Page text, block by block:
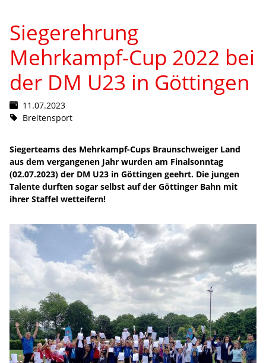
Siegerehrung
Mehrkampf-Cup 2022 bei
der DM U23 in Göttingen
11.07.2023
Breitensport
Siegerteams des Mehrkampf-Cups Braunschweiger Land
aus dem vergangenen Jahr wurden am Finalsonntag
(02.07.2023) der DM U23 in Göttingen geehrt. Die jungen
Talente durften sogar selbst auf der Göttinger Bahn mit
ihrer Staffel wetteifern!